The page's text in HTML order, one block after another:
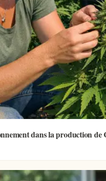
dans la production